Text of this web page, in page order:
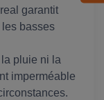
garantit
basses
pluie ni la
imperméable